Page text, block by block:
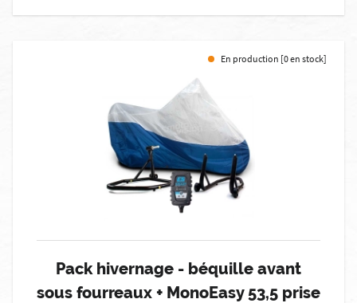
En production [0 en stock]
Pack hivernage - béquille avant
sous fourreaux + MonoEasy 53,5 prise